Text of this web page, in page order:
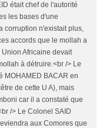
était chef de l'autorité
les bases d'une
corruption n'existait plus,
accords que le mollah a
Africaine devait
à détruire.<br /> Le
MOHAMED BACAR en
de cette U A), mais
car il a constaté que
/> Le Colonel SAID
aux Comores que